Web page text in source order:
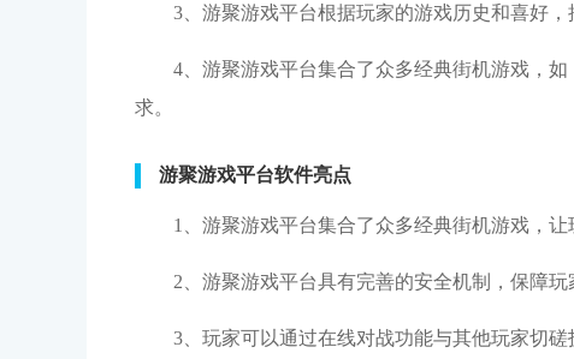
3、游聚游戏平台根据玩家的游戏历史和喜好
4、游聚游戏平台集合了众多经典街机游戏，
求。
游聚游戏平台软件亮点
1、游聚游戏平台集合了众多经典街机游戏，让
2、游聚游戏平台具有完善的安全机制，保障玩
3、玩家可以通过在线对战功能与其他玩家切磋